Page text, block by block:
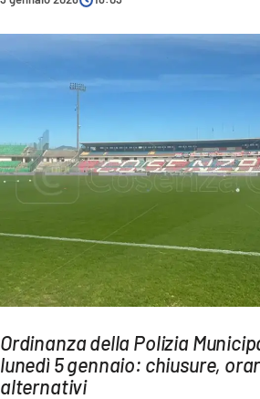
ITALIA MONDO
CULTURA
AMBIENTE
Streaming
LAC TV
LAC NETWORK
LAC ONAIR
LaC
Ordinanza della Polizia
lunedì 5 gennaio: chiusure,
alternativi